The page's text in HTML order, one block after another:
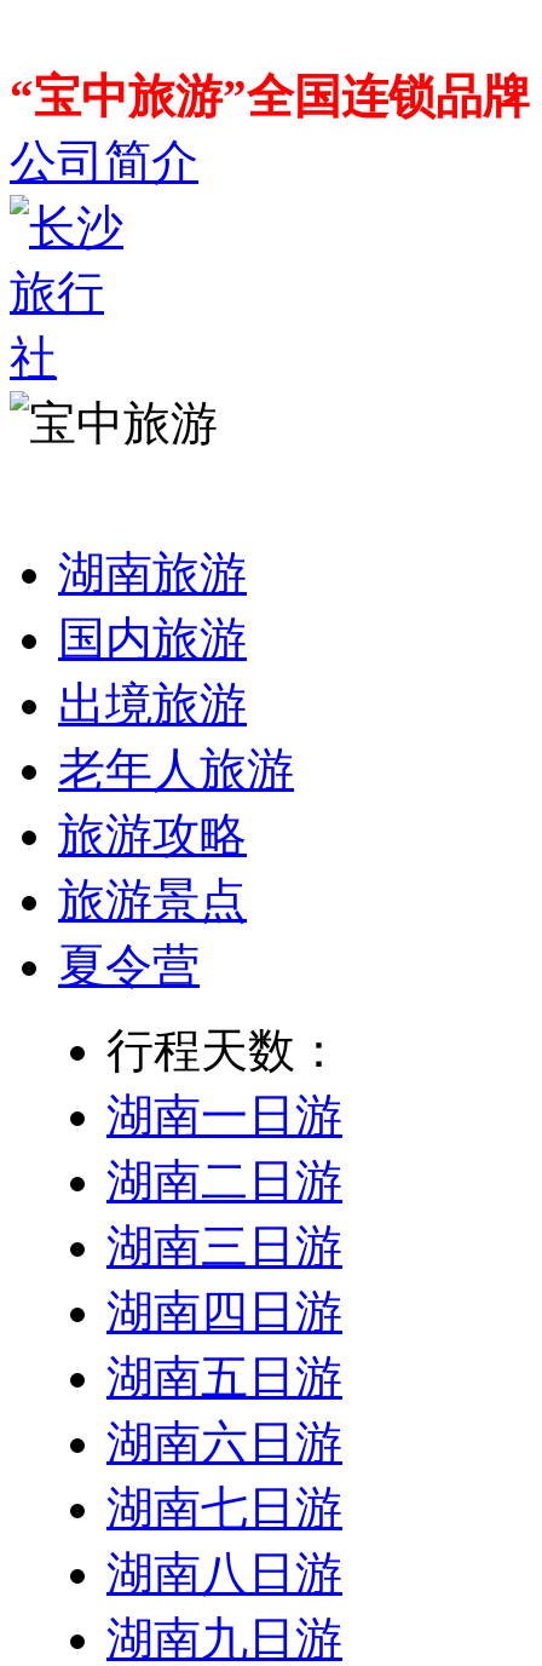
“宝中旅游”全国连锁品
公司简介
湖南旅游
国内旅游
出境旅游
老年人旅游
旅游攻略
旅游景点
夏令营
行程天数：
湖南一日游
湖南二日游
湖南三日游
湖南四日游
湖南五日游
湖南六日游
湖南七日游
湖南八日游
湖南九日游